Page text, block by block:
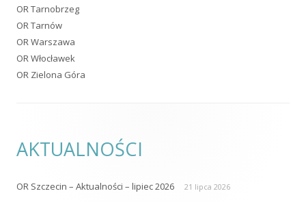
OR Tarnobrzeg
OR Tarnów
OR Warszawa
OR Włocławek
OR Zielona Góra
AKTUALNOŚCI
OR Szczecin – Aktualności – lipiec 2026 21 lipca 2026